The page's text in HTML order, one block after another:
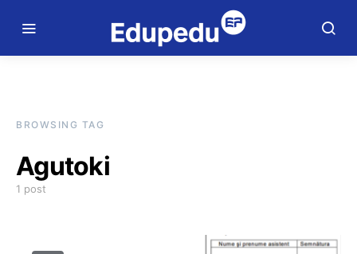
BROWSING TAG
Agutoki
1 post